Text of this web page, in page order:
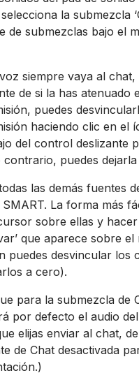
la submezcla
de submezclas bajo el
siempre vaya al chat,
de si la has atenuado
puedes
haciendo clic en el
del control deslizante
puedes
las demás fuentes
La forma más
sobre ellas y
que aparece sobre
puedes desvincular los
a cero).
para la submezcla de
por defecto el audio
elijas enviar al chat,
de Chat desactivada